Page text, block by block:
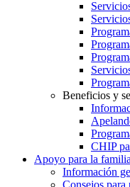
Beneficios y
CHIP
Apoyo para la familia
Información
Consejos para